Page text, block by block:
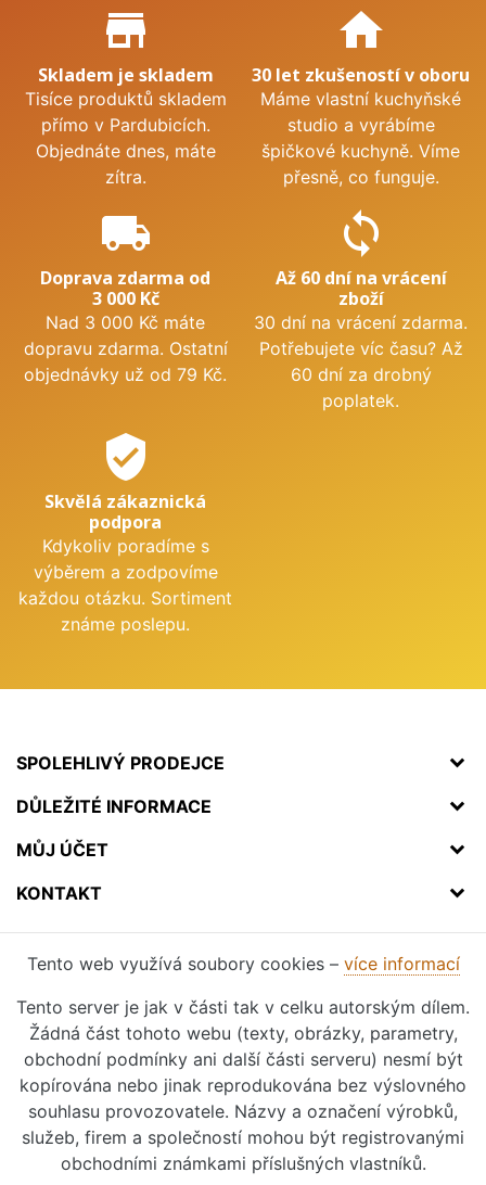
Proč nakupovat u nás?
store_mall_directory
Skladem je skladem
Tisíce produktů skladem
přímo v Pardubicích.
Objednáte dnes, máte
zítra.
home
30 let zkušeností v oboru
Máme vlastní kuchyňské
studio a vyrábíme
špičkové kuchyně. Víme
přesně, co funguje.
local_shipping
Doprava zdarma od
3 000 Kč
Nad 3 000 Kč máte
dopravu zdarma. Ostatní
objednávky už od 79 Kč.
sync
Až 60 dní na vrácení
zboží
30 dní na vrácení zdarma.
Potřebujete víc času? Až
60 dní za drobný
poplatek.
verified_user
Skvělá zákaznická
podpora
Kdykoliv poradíme s
výběrem a zodpovíme
každou otázku. Sortiment
známe poslepu.
SPOLEHLIVÝ PRODEJCE
DŮLEŽITÉ INFORMACE
MŮJ ÚČET
KONTAKT
Tento web využívá soubory cookies – více informací
Tento server je jak v části tak v celku autorským dílem.
Žádná část tohoto webu (texty, obrázky, parametry,
obchodní podmínky ani další části serveru) nesmí být
kopírována nebo jinak reprodukována bez výslovného
souhlasu provozovatele. Názvy a označení výrobků,
služeb, firem a společností mohou být registrovanými
obchodními známkami příslušných vlastníků.